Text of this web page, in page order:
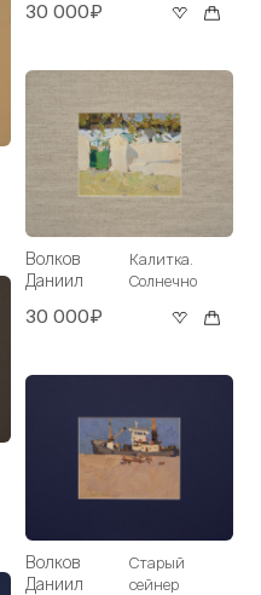
30 000₽
Волков
Даниил
Калитка.
Солнечно
30 000₽
Волков
Даниил
Старый
сейнер